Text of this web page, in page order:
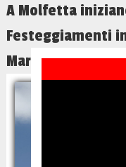
A Molfetta
Festeggiamenti
Martiri